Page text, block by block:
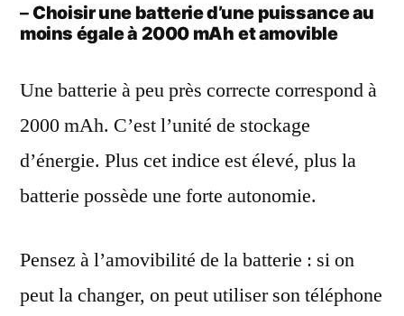
–Choisir une batterie d’une puissance au
moins égale à 2000 mAh et amovible
Une batterie à peu près correcte correspond à
2000 mAh. C’est l’unité de stockage
d’énergie. Plus cet indice est élevé, plus la
batterie possède une forte autonomie.
Pensez à l’amovibilité de la batterie : si on
peut la changer, on peut utiliser son téléphone